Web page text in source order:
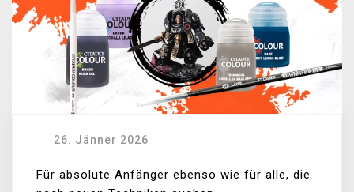
26. Jänner 2026
Für absolute Anfänger ebenso wie für alle, die